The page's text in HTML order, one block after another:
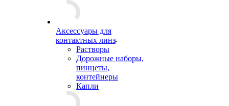
Аксессуары для
контактных линз
Растворы
Дорожные наборы,
пинцеты,
контейнеры
Капли